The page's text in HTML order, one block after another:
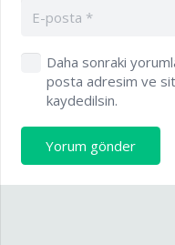
Daha sonraki
posta adresim ve
kaydedilsin.
Yorum gönder